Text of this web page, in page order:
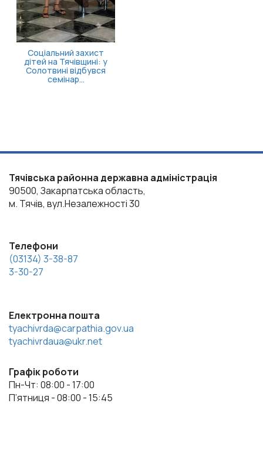
Тячівська районна державна адміністрація
90500, Закарпатська область,
м. Тячів, вул.Незалежності 30
Телефони
(03134) 3-38-87
3-30-27
Електронна пошта
tyachivrda@carpathia.gov.ua
tyachivrdaua@ukr.net
Графік роботи
Пн-Чт: 08:00 - 17:00
П’ятниця - 08:00 - 15:45